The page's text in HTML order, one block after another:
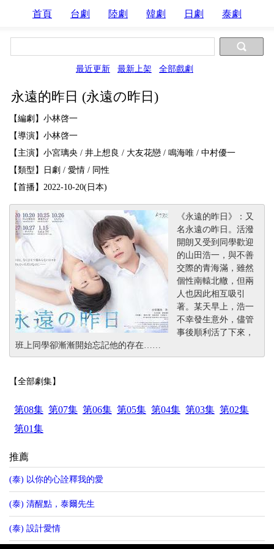
首頁 台劇 陸劇 韓劇 日劇 泰劇
最近更新 最新上架 全部戲劇
永遠的昨日 (永遠の昨日)
【編劇】小林啓一
【導演】小林啓一
【主演】小宮璃央 / 井上想良 / 大友花戀 / 鳴海唯 / 中村優一
【類型】日劇 / 愛情 / 同性
【首播】2022-10-20(日本)
《永遠的昨日》：又
名永遠の昨日。活潑
開朗又受到同學歡迎
的山田浩一，與不善
交際的青海滿，雖然
個性南轅北轍，但兩
人也因此相互吸引
著。某天早上，浩一
不幸發生意外，儘管
事後順利活了下來，
班上同學卻漸漸開始忘記他的存在……
【全部劇集】
第08集 第07集 第06集 第05集 第04集 第03集 第02集
第01集
推薦
(泰) 以你的心詮釋我的愛
(泰) 清醒點，泰爾先生
(泰) 設計愛情